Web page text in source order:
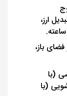
ارز،
باز،
(با
(با